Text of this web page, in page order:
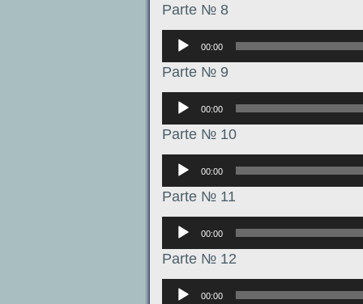
Parte № 8
Аудиоплеер
00:00
Parte № 9
Аудиоплеер
00:00
Parte № 10
Аудиоплеер
00:00
Parte № 11
Аудиоплеер
00:00
Parte № 12
Аудиоплеер
00:00